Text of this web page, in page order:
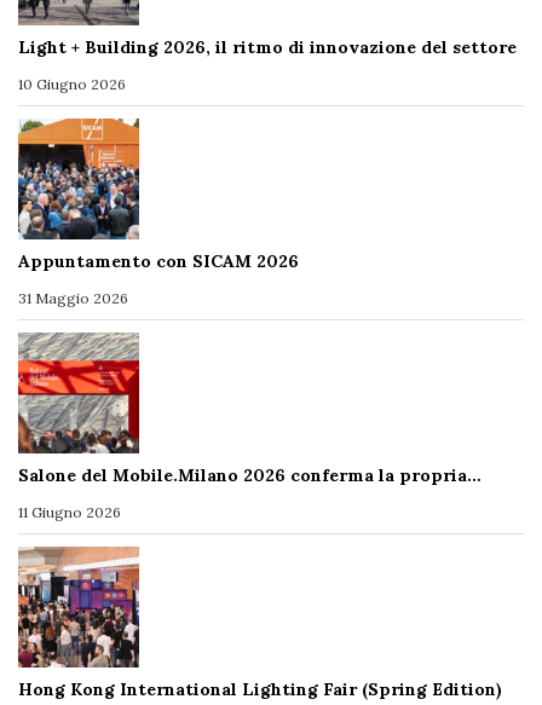
Light + Building 2026, il ritmo di innovazione del settore
10 Giugno 2026
Appuntamento con SICAM 2026
31 Maggio 2026
Salone del Mobile.Milano 2026 conferma la propria…
11 Giugno 2026
Hong Kong International Lighting Fair (Spring Edition)